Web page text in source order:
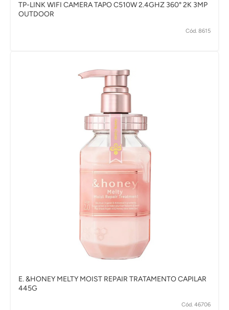
TP-LINK WIFI CAMERA TAPO C510W 2.4GHZ 360° 2K 3MP
OUTDOOR
Cód. 8615
E. &HONEY MELTY MOIST REPAIR TRATAMENTO CAPILAR
445G
Cód. 46706